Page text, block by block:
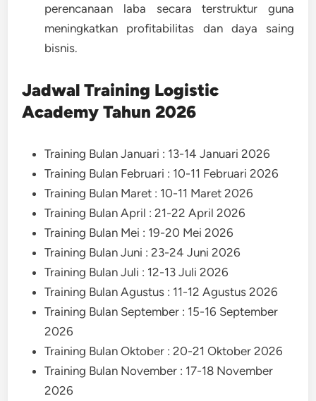
perencanaan laba secara terstruktur guna
meningkatkan profitabilitas dan daya saing
bisnis.
Jadwal Training Logistic
Academy Tahun 2026
Training Bulan Januari : 13-14 Januari 2026
Training Bulan Februari : 10-11 Februari 2026
Training Bulan Maret : 10-11 Maret 2026
Training Bulan April : 21-22 April 2026
Training Bulan Mei : 19-20 Mei 2026
Training Bulan Juni : 23-24 Juni 2026
Training Bulan Juli : 12-13 Juli 2026
Training Bulan Agustus : 11-12 Agustus 2026
Training Bulan September : 15-16 September
2026
Training Bulan Oktober : 20-21 Oktober 2026
Training Bulan November : 17-18 November
2026